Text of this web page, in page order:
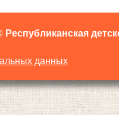
Республиканская
данных